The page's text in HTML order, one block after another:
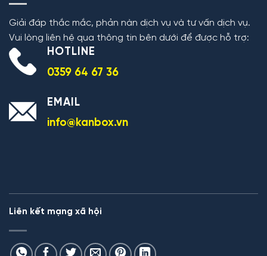
Giải đáp thắc mắc, phản nàn dịch vụ và tư vấn dịch vụ.
Vui lòng liên hệ qua thông tin bên dưới để được hỗ trợ:
HOTLINE
0359 64 67 36
EMAIL
info@kanbox.vn
Liên kết mạng xã hội